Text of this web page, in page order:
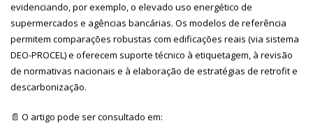
evidenciando, por exemplo, o elevado uso energético de
supermercados e agências bancárias. Os modelos de referência
permitem comparações robustas com edificações reais (via sistema
DEO-PROCEL) e oferecem suporte técnico à etiquetagem, à revisão
de normativas nacionais e à elaboração de estratégias de retrofit e
descarbonização.
📄 O artigo pode ser consultado em: